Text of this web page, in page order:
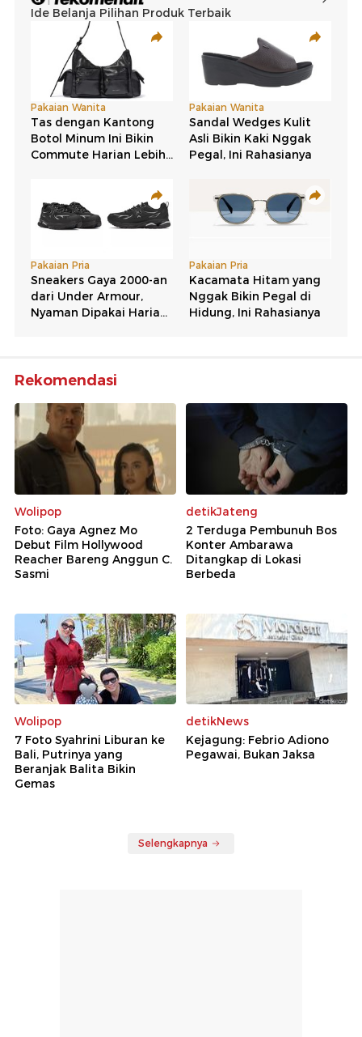
Rekomendasi
Wolipop
Foto: Gaya Agnez Mo
Debut Film Hollywood
Reacher Bareng Anggun C.
Sasmi
detikJateng
2 Terduga Pembunuh Bos
Konter Ambarawa
Ditangkap di Lokasi
Berbeda
Wolipop
7 Foto Syahrini Liburan ke
Bali, Putrinya yang
Beranjak Balita Bikin
Gemas
detikNews
Kejagung: Febrio Adiono
Pegawai, Bukan Jaksa
Selengkapnya